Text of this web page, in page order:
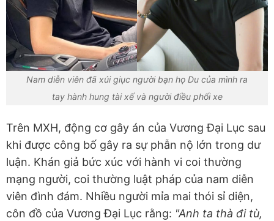
Nam diễn viên đã xúi giục người bạn họ Du của mình ra
tay hành hung tài xế và người điều phối xe
Trên MXH, động cơ gây án của Vương Đại Lục sau
khi được công bố gây ra sự phẫn nộ lớn trong dư
luận. Khán giả bức xúc với hành vi coi thường
mạng người, coi thường luật pháp của nam diễn
viên đình đám. Nhiều người mỉa mai thói sỉ diện,
côn đồ của Vương Đại Lục rằng: "Anh ta thà đi tù,